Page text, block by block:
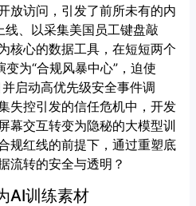
放访问，引发了前所未有的内
、以采集美国员工键盘敲
核心的数据工具，在短短两个
变为“合规风暴中心”，迫使
启动高优先级安全事件调
失控引发的信任危机中，开发
幕交互转变为隐秘的大模型训
规红线的前提下，通过重塑底
流转的安全与透明？
AI训练素材